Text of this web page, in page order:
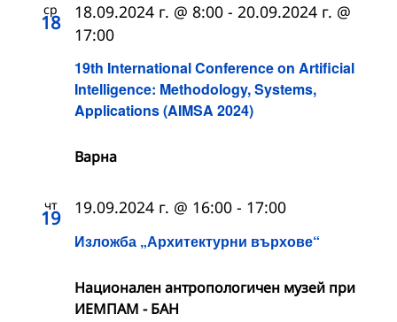
ср
18
19th International Conference on Artificial
Intelligence: Methodology, Systems,
Applications (AIMSA 2024)
18.09.2024 г. @ 8:00 - 20.09.2024 г. @
17:00
Варна
чт
19
Изложба „Архитектурни върхове“
19.09.2024 г. @ 16:00 - 17:00
Национален антропологичен музей при
ИЕМПАМ - БАН